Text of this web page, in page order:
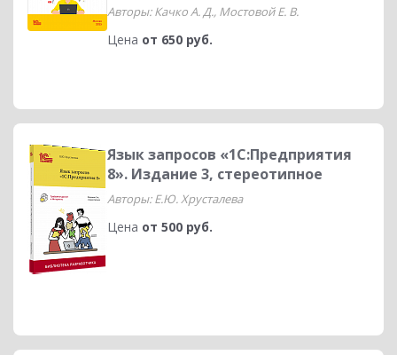
Авторы: Качко А. Д., Мостовой Е. В.
Цена от 650 руб.
Язык запросов «1С:Предприятия
8». Издание 3, стереотипное
Авторы: Е.Ю. Хрусталева
Цена от 500 руб.